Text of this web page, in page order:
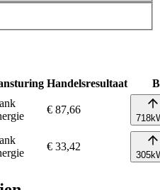
Handelsresultaat
€ 87,66
718
€ 33,42
305